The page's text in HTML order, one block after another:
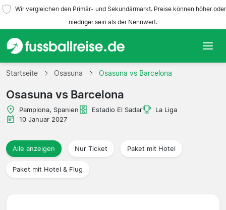
Wir vergleichen den Primär- und Sekundärmarkt. Preise können höher oder
niedriger sein als der Nennwert.
Startseite
Mannschaften
Ligen
Reisebüros
Startseite Osasuna Osasuna vs Barcelona
Osasuna vs Barcelona
Pamplona, Spanien Estadio El Sadar
La Liga
10 Januar 2027
Alle anzeigen Nur Ticket Paket mit Hotel
Paket mit Hotel & Flug